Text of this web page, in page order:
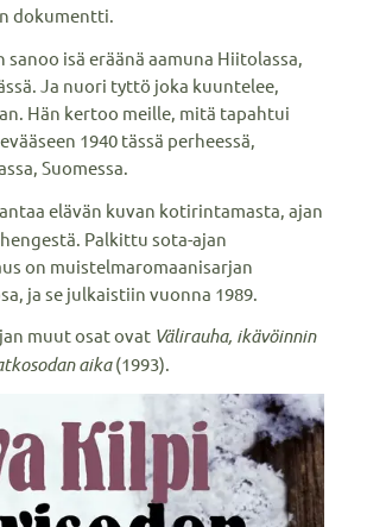
dokumentti.
sanoo isä eräänä aamuna Hiitolassa,
Ja nuori tyttö joka kuuntelee,
Hän kertoo meille, mitä tapahtui
1940 tässä perheessä,
Suomessa.
elävän kuvan kotirintamasta, ajan
Palkittu sota-ajan
on muistelmaromaanisarjan
ja se julkaistiin vuonna 1989.
muut osat ovat Välirauha, ikävöinnin
aika(1993).